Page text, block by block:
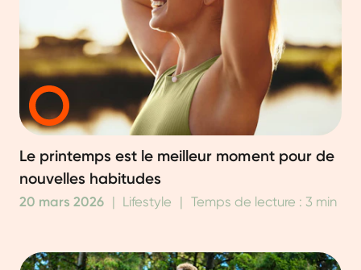
Le printemps est le meilleur moment pour de
nouvelles habitudes
20 mars 2026 | Lifestyle | Temps de lecture : 3 min